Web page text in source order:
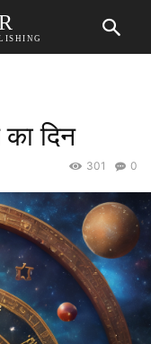
दिन
0
301